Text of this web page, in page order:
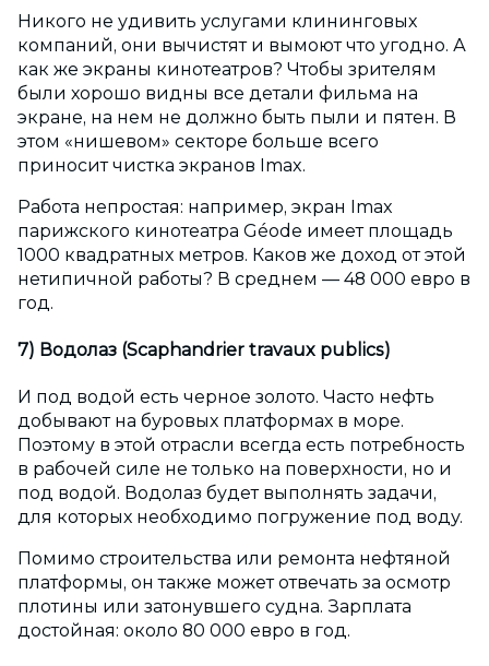
Никого не удивить услугами клининговых
компаний, они вычистят и вымоют что угодно. А
как же экраны кинотеатров? Чтобы зрителям
были хорошо видны все детали фильма на
экране, на нем не должно быть пыли и пятен. В
этом «нишевом» секторе больше всего
приносит чистка экранов Imax.
Работа непростая: например, экран Imax
парижского кинотеатра Géode имеет площадь
1000 квадратных метров. Каков же доход от этой
нетипичной работы? В среднем — 48 000 евро в
год.
7) Водолаз (Scaphandrier travaux publics)
И под водой есть черное золото. Часто нефть
добывают на буровых платформах в море.
Поэтому в этой отрасли всегда есть потребность
в рабочей силе не только на поверхности, но и
под водой. Водолаз будет выполнять задачи,
для которых необходимо погружение под воду.
Помимо строительства или ремонта нефтяной
платформы, он также может отвечать за осмотр
плотины или затонувшего судна. Зарплата
достойная: около 80 000 евро в год.